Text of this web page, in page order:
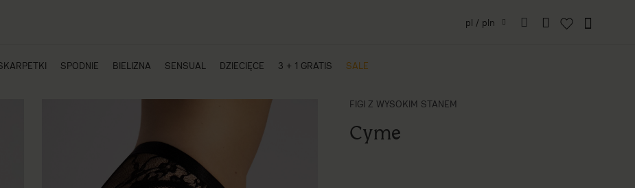
pl / pln
SPODNIE BIELIZNA SENSUAL DZIECIĘCE 3 + 1 GRATIS SALE
Cyme
FIGI Z WYSOKIM STANEM